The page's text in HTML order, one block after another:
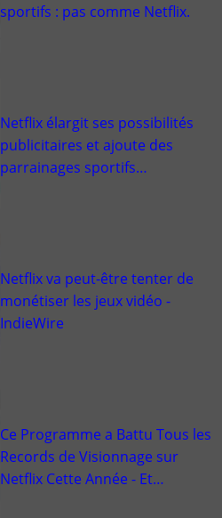
sportifs : pas comme Netflix.
Netflix élargit ses possibilités
publicitaires et ajoute des
parrainages sportifs…
Netflix va peut-être tenter de
monétiser les jeux vidéo -
IndieWire
Ce Programme a Battu Tous les
Records de Visionnage sur
Netflix Cette Année - Et…